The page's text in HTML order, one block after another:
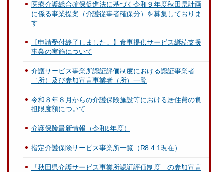
医療介護総合確保促進法に基づく令和９年度秋田県計画
に係る事業提案（介護従事者確保分）を募集しておりま
す
【申請受付終了しました。】食事提供サービス継続支援
事業の実施について
介護サービス事業所認証評価制度における認証事業者
（所）及び参加宣言事業者（所）一覧
令和８年８月からの介護保険施設等における居住費の負
担限度額について
介護保険最新情報（令和8年度）
指定介護保険サービス事業所一覧（R8.4.1現在）
「秋田県介護サービス事業所認証評価制度」の参加宣言